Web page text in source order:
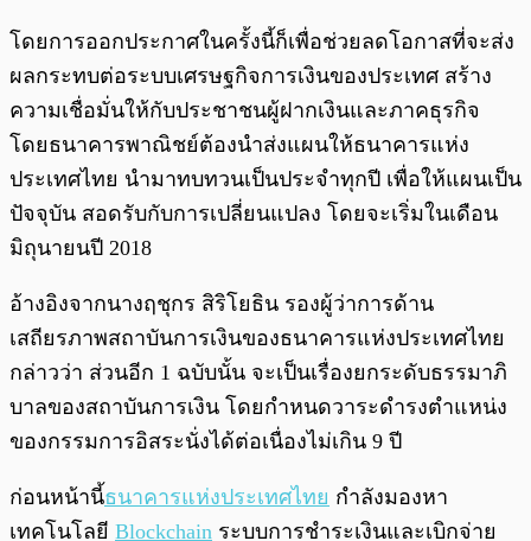
โดยการออกประกาศในครั้งนี้ก็เพื่อช่วยลดโอกาสที่จะส่ง
ผลกระทบต่อระบบเศรษฐกิจการเงินของประเทศ สร้าง
ความเชื่อมั่นให้กับประชาชนผู้ฝากเงินและภาคธุรกิจ
โดยธนาคารพาณิชย์ต้องนำส่งแผนให้ธนาคารแห่ง
ประเทศไทย นำมาทบทวนเป็นประจำทุกปี เพื่อให้แผนเป็น
ปัจจุบัน สอดรับกับการเปลี่ยนแปลง โดยจะเริ่มในเดือน
มิถุนายนปี 2018
อ้างอิงจากนางฤชุกร สิริโยธิน รองผู้ว่าการด้าน
เสถียรภาพสถาบันการเงินของธนาคารแห่งประเทศไทย
กล่าวว่า ส่วนอีก 1 ฉบับนั้น จะเป็นเรื่องยกระดับธรรมาภิ
บาลของสถาบันการเงิน โดยกำหนดวาระดำรงตำแหน่ง
ของกรรมการอิสระนั่งได้ต่อเนื่องไม่เกิน 9 ปี
ก่อนหน้านี้ธนาคารแห่งประเทศไทย กำลังมองหา
เทคโนโลยี Blockchain ระบบการชำระเงินและเบิกจ่าย